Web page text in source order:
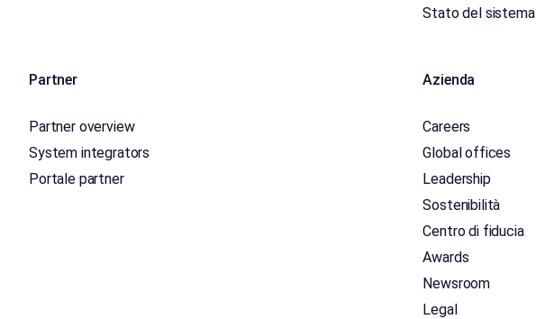
Stato del sistema
Partner
Partner overview
System integrators
Portale partner
Azienda
Careers
Global offices
Leadership
Sostenibilità
Centro di fiducia
Awards
Newsroom
Legal